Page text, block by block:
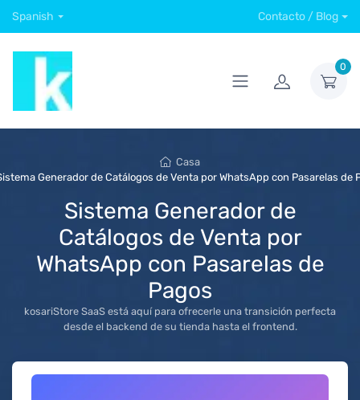
Spanish Contacto / Blog
0
Casa
Generador de Catálogos de Venta por WhatsApp con Pasarelas de
Sistema Generador de
Catálogos de Venta por
WhatsApp con Pasarelas de
Pagos
kosariStore SaaS está aquí para ofrecerle una transición perfecta
desde el backend de su tienda hasta el frontend.